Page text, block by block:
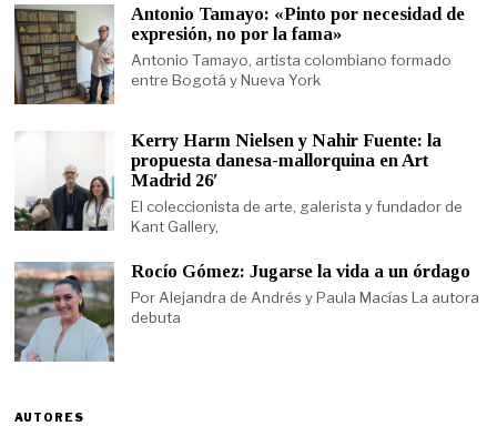
Antonio Tamayo: «Pinto por necesidad de
expresión, no por la fama»
Antonio Tamayo, artista colombiano formado
entre Bogotá y Nueva York
Kerry Harm Nielsen y Nahir Fuente: la
propuesta danesa-mallorquina en Art
Madrid 26′
El coleccionista de arte, galerista y fundador de
Kant Gallery,
Rocío Gómez: Jugarse la vida a un órdago
Por Alejandra de Andrés y Paula Macías La autora
debuta
AUTORES